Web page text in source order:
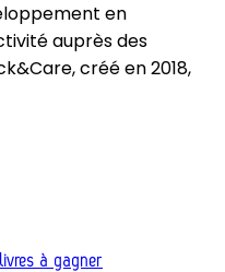
en
auprès des
créé en 2018,
à gagner